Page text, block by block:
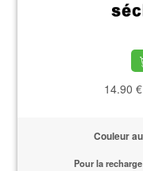
14.90 €
Couleur
Pour la